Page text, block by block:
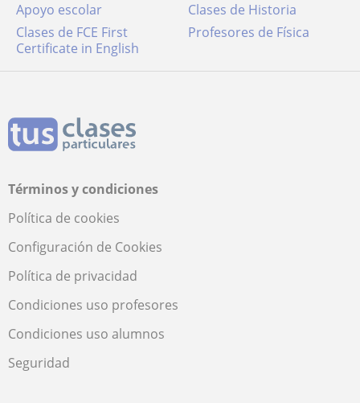
Apoyo escolar
Clases de Historia
Clases de FCE First
Certificate in English
Profesores de Física
Términos y condiciones
Política de cookies
Configuración de Cookies
Política de privacidad
Condiciones uso profesores
Condiciones uso alumnos
Seguridad